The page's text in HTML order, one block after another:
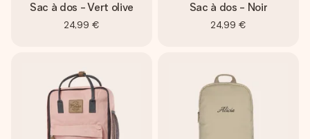
Sac à dos - Vert olive
24,99 €
Sac à dos - Noir
24,99 €